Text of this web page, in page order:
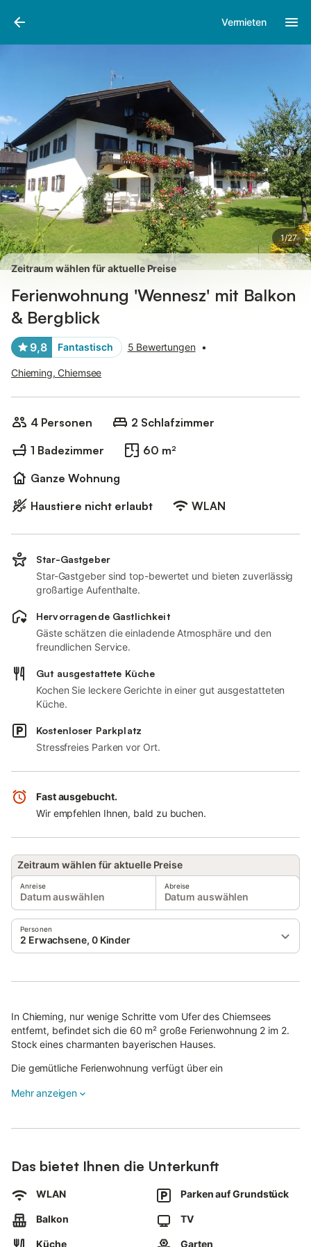
Vermieten
1/27
Bilder
Zeitraum wählen für aktuelle Preise
Ferienwohnung 'Wennesz' mit Balkon
& Bergblick
9,8 Fantastisch 5 Bewertungen •
Chieming, Chiemsee
4 Personen
2 Schlafzimmer
1 Badezimmer
60 m²
Ganze Wohnung
Haustiere nicht erlaubt
WLAN
Star-Gastgeber
Star-Gastgeber sind top-bewertet und bieten zuverlässig
großartige Aufenthalte.
Hervorragende Gastlichkeit
Gäste schätzen die einladende Atmosphäre und den
freundlichen Service.
Gut ausgestattete Küche
Kochen Sie leckere Gerichte in einer gut ausgestatteten
Küche.
Kostenloser Parkplatz
Stressfreies Parken vor Ort.
Fast ausgebucht.
Wir empfehlen Ihnen, bald zu buchen.
Zeitraum wählen für aktuelle Preise
Anreise
Datum auswählen
Abreise
Datum auswählen
Personen
2 Erwachsene, 0 Kinder
In Chieming, nur wenige Schritte vom Ufer des Chiemsees
entfernt, befindet sich die 60 m² große Ferienwohnung 2 im 2.
Stock eines charmanten bayerischen Hauses.
Die gemütliche Ferienwohnung verfügt über ein
Schlafzimmer (jeweils mit einem Doppelbett und einem
ein Kinderbett und ein Hochstuhl.
ausgerichteten Balkon mit Blick auf die Berge.
Ein Supermarkt befindet sich 450 m von der Unterkunft entfernt
und ein Restaurant ist 300 m entfernt.
Mehr anzeigen
Das bietet Ihnen die Unterkunft
WLAN Parken auf Grundstück
Balkon TV
Küche Garten